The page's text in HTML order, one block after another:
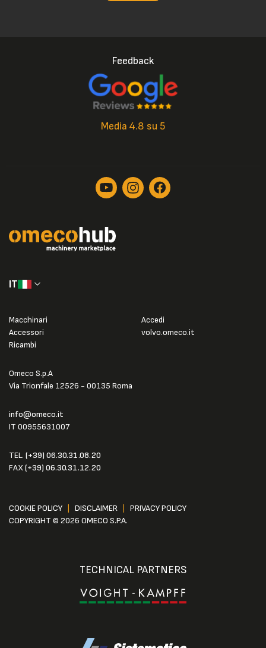
Feedback
Media 4.8 su 5
IT
Omeco S.p.A
Via Trionfale 12526 - 00135 Roma
info@omeco.it
IT 00955631007
TEL. (+39) 06.30.31.08.20
FAX(+39) 06.30.31.12.20
Macchinari
Accessori
Ricambi
Accedi
volvo.omeco.it
COOKIE POLICY DISCLAIMER
PRIVACY POLICY
COPYRIGHT © 2026 OMECO S.P.A.
TECHNICAL PARTNERS